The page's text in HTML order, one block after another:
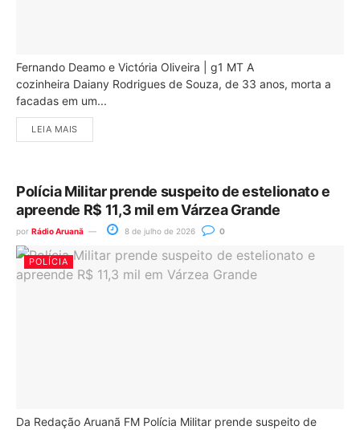
Fernando Deamo e Victória Oliveira | g1 MT A
cozinheira Daiany Rodrigues de Souza, de 33 anos, morta a
facadas em um...
LEIA MAIS
Polícia Militar prende suspeito de estelionato e
apreende R$ 11,3 mil em Várzea Grande
por Rádio Aruanã 8 de julho de 2026 0
POLÍCIA
Da Redação Aruanã FM Polícia Militar prende suspeito de